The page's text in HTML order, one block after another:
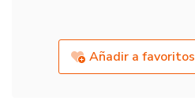
Añadir a favoritos